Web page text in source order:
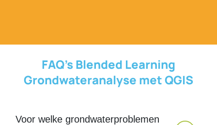
FAQ's Blended Learning
Grondwateranalyse met QGIS
Voor welke grondwaterproblemen